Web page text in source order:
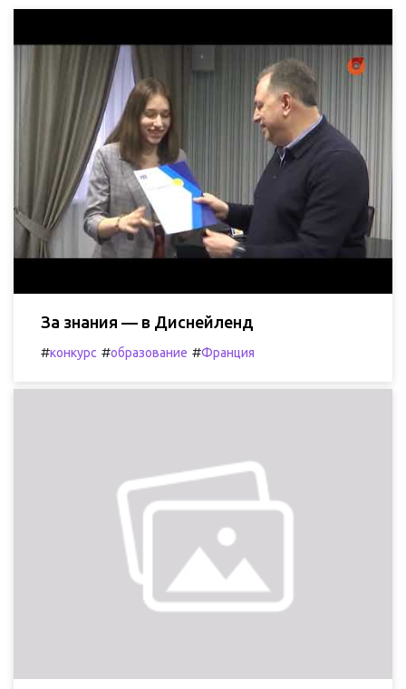
За знания — в Диснейленд
#конкурс #образование #Франция